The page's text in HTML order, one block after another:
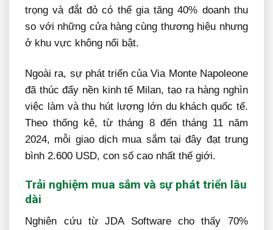
trọng và đắt đỏ có thể gia tăng 40% doanh thu
so với những cửa hàng cùng thương hiệu nhưng
ở khu vực không nổi bật.
Ngoài ra, sự phát triển của Via Monte Napoleone
đã thúc đẩy nền kinh tế Milan, tạo ra hàng nghìn
việc làm và thu hút lượng lớn du khách quốc tế.
Theo thống kê, từ tháng 8 đến tháng 11 năm
2024, mỗi giao dịch mua sắm tại đây đạt trung
bình 2.600 USD, con số cao nhất thế giới.
Trải nghiệm mua sắm và sự phát triển lâu
dài
Nghiên cứu từ JDA Software cho thấy 70%